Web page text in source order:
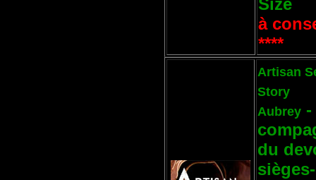
à
****
Artisan
Story
Aubrey -
du
sièges-